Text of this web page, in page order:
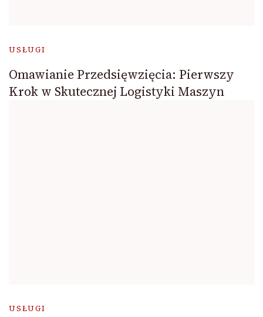
USŁUGI
Omawianie Przedsięwzięcia: Pierwszy
Krok w Skutecznej Logistyki Maszyn
USŁUGI